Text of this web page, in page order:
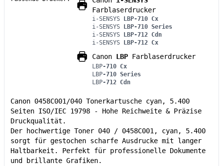
Farblaserdrucker
i-SENSYS LBP-710 Cx
i-SENSYS LBP-710 Series
i-SENSYS LBP-712 Cdn
i-SENSYS LBP-712 Cx
Canon LBP Farblaserdrucker
LBP-710 Cx
LBP-710 Series
LBP-712 Cdn
Canon 0458C001/040 Tonerkartusche cyan, 5.400
Seiten ISO/IEC 19798 - Hohe Reichweite & Präzise
Druckqualität.
Der hochwertige Toner 040 / 0458C001, cyan, 5.400
sorgt für gestochen scharfe Ausdrucke mit langer
Haltbarkeit. Perfekt für professionelle Dokumente
und brillante Grafiken.